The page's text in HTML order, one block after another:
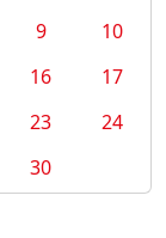
9
10
16
17
23
24
30